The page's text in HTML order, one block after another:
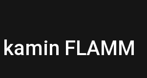
kamin FLAMM